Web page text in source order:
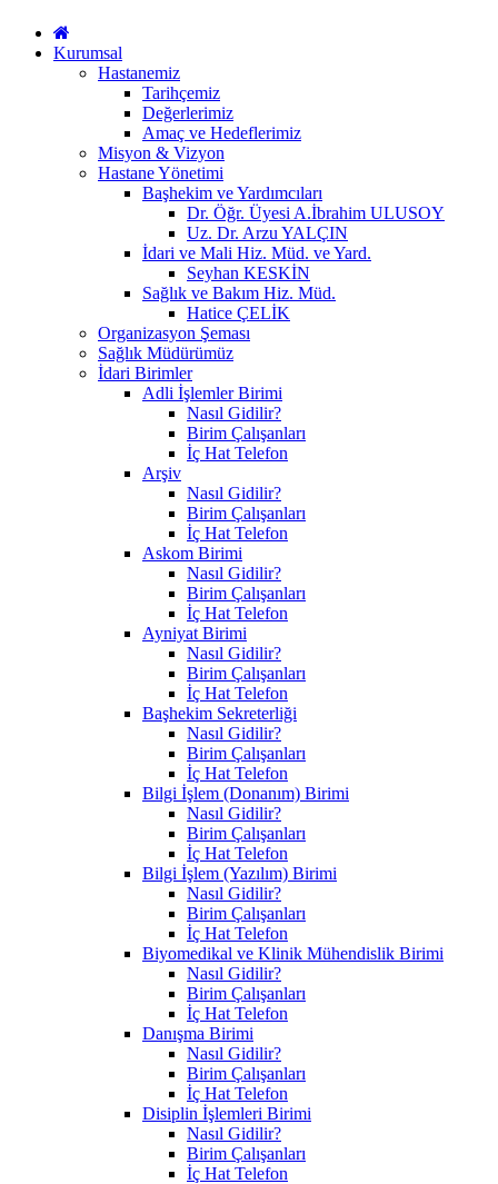
Kurumsal
Hastanemiz
Tarihçemiz
Değerlerimiz
Amaç ve Hedeflerimiz
Misyon & Vizyon
Hastane Yönetimi
Başhekim ve Yardımcıları
Dr. Öğr. Üyesi A.İbrahim ULUSOY
Uz. Dr. Arzu YALÇIN
İdari ve Mali Hiz. Müd. ve Yard.
Seyhan KESKİN
Sağlık ve Bakım Hiz. Müd.
Hatice ÇELİK
Organizasyon Şeması
Sağlık Müdürümüz
İdari Birimler
Adli İşlemler Birimi
Nasıl Gidilir?
Birim Çalışanları
İç Hat Telefon
Arşiv
Nasıl Gidilir?
Birim Çalışanları
İç Hat Telefon
Askom Birimi
Nasıl Gidilir?
Birim Çalışanları
İç Hat Telefon
Ayniyat Birimi
Nasıl Gidilir?
Birim Çalışanları
İç Hat Telefon
Başhekim Sekreterliği
Nasıl Gidilir?
Birim Çalışanları
İç Hat Telefon
Bilgi İşlem (Donanım) Birimi
Nasıl Gidilir?
Birim Çalışanları
İç Hat Telefon
Bilgi İşlem (Yazılım) Birimi
Nasıl Gidilir?
Birim Çalışanları
İç Hat Telefon
Biyomedikal ve Klinik Mühendislik Birimi
Nasıl Gidilir?
Birim Çalışanları
İç Hat Telefon
Danışma Birimi
Nasıl Gidilir?
Birim Çalışanları
İç Hat Telefon
Disiplin İşlemleri Birimi
Nasıl Gidilir?
Birim Çalışanları
İç Hat Telefon